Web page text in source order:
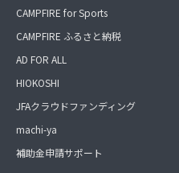
CAMPFIRE for Sports
CAMPFIRE ふるさと納税
AD FOR ALL
HIOKOSHI
JFAクラウドファンディング
machi-ya
補助金申請サポート